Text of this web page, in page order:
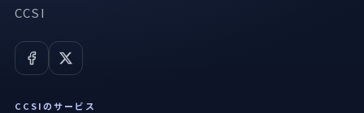
CCSI
CCSIのサービス